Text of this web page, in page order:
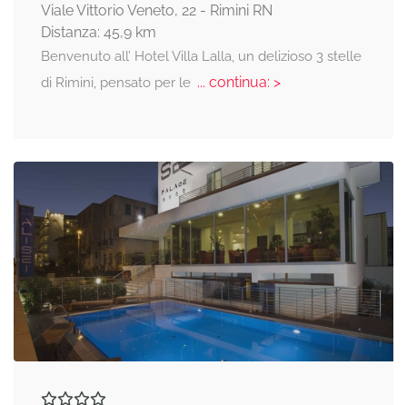
Viale Vittorio Veneto, 22 - Rimini RN
Distanza: 45,9 km
Benvenuto all’ Hotel Villa Lalla, un delizioso 3 stelle
di Rimini, pensato per le... continua: >